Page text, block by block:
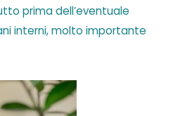
prima dell’eventuale
interni, molto importante